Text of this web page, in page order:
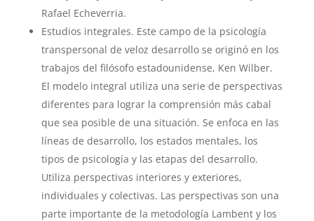
Rafael Echeverria.
Estudios integrales. Este campo de la psicología
transpersonal de veloz desarrollo se originó en los
trabajos del filósofo estadounidense, Ken Wilber.
El modelo integral utiliza una serie de perspectivas
diferentes para lograr la comprensión más cabal
que sea posible de una situación. Se enfoca en las
líneas de desarrollo, los estados mentales, los
tipos de psicología y las etapas del desarrollo.
Utiliza perspectivas interiores y exteriores,
individuales y colectivas. Las perspectivas son una
parte importante de la metodología Lambent y los